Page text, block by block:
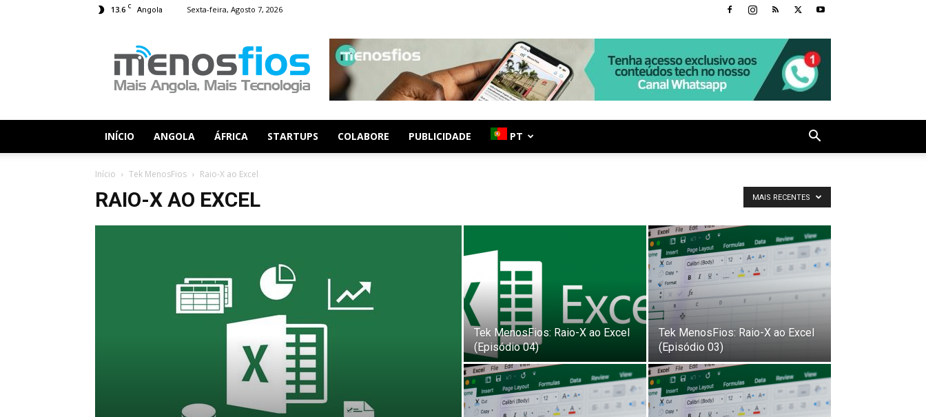
13.6 C Angola Sexta-feira, Agosto 7, 2026
Fios
INÍCIO ANGOLA ÁFRICA STARTUPS COLABORE PUBLICIDADE PT
Início Tek MenosFios Raio-X ao Excel
RAIO-X AO EXCEL MAIS RECENTES
Tek MenosFios: Raio-X ao Excel
(Episódio 04)
Tek MenosFios: Raio-X ao Excel
(Episódio 03)